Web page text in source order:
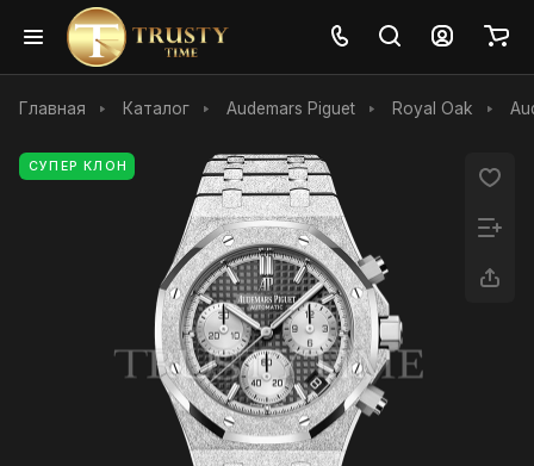
Главная Каталог Audemars Piguet Royal Oak
СУПЕР КЛОН